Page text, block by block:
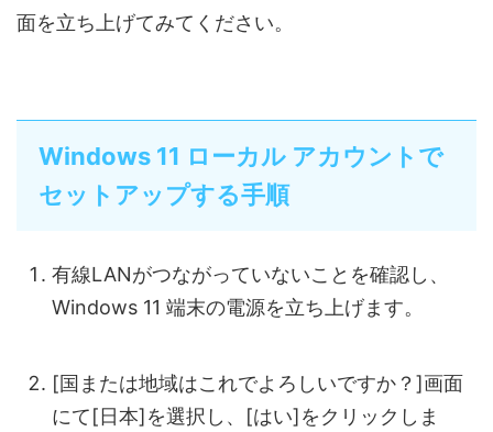
面を立ち上げてみてください。
Windows 11 ローカル アカウントで
セットアップする手順
有線LANがつながっていないことを確認し、
Windows 11 端末の電源を立ち上げます。
[国または地域はこれでよろしいですか？]画面
にて[日本]を選択し、[はい]をクリックしま